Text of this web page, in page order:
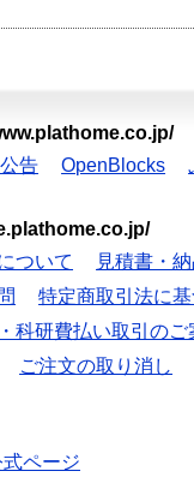
告 OpenBlocks
ついて
見積書・
特定商取引法に
科研費払い取引のご
ご注文の取り消し
ページ